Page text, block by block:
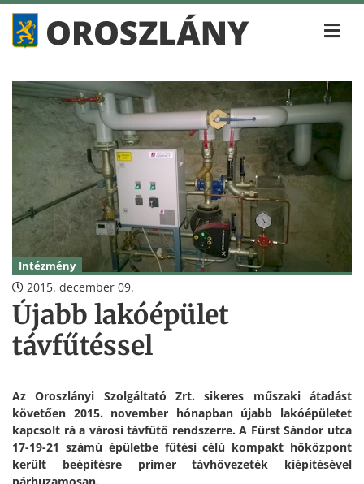
Intézmény
2015. december 09.
Újabb lakóépület
távfűtéssel
Az Oroszlányi Szolgáltató Zrt. sikeres műszaki átadást
követően 2015. november hónapban újabb lakóépületet
kapcsolt rá a városi távfűtő rendszerre. A Fürst Sándor utca
17-19-21 számú épületbe fűtési célú kompakt hőközpont
került beépítésre primer távhővezeték kiépítésével